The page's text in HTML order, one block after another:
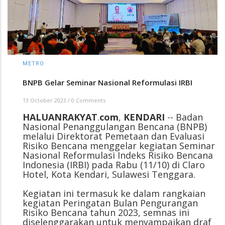
METRO
BNPB Gelar Seminar Nasional Reformulasi IRBI
13 October 2023 / 0 Comments
HALUANRAKYAT.com, KENDARI -- Badan
Nasional Penanggulangan Bencana (BNPB)
melalui Direktorat Pemetaan dan Evaluasi
Risiko Bencana menggelar kegiatan Seminar
Nasional Reformulasi Indeks Risiko Bencana
Indonesia (IRBI) pada Rabu (11/10) di Claro
Hotel, Kota Kendari, Sulawesi Tenggara.
Kegiatan ini termasuk ke dalam rangkaian
kegiatan Peringatan Bulan Pengurangan
Risiko Bencana tahun 2023, semnas ini
diselenggarakan untuk menyampaikan draf